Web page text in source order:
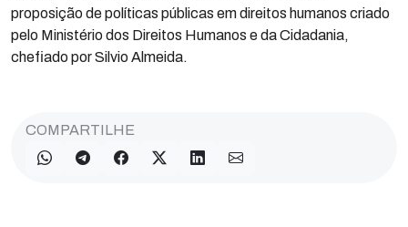
proposição de políticas públicas em direitos humanos criado
pelo Ministério dos Direitos Humanos e da Cidadania,
chefiado por Silvio Almeida.
COMPARTILHE